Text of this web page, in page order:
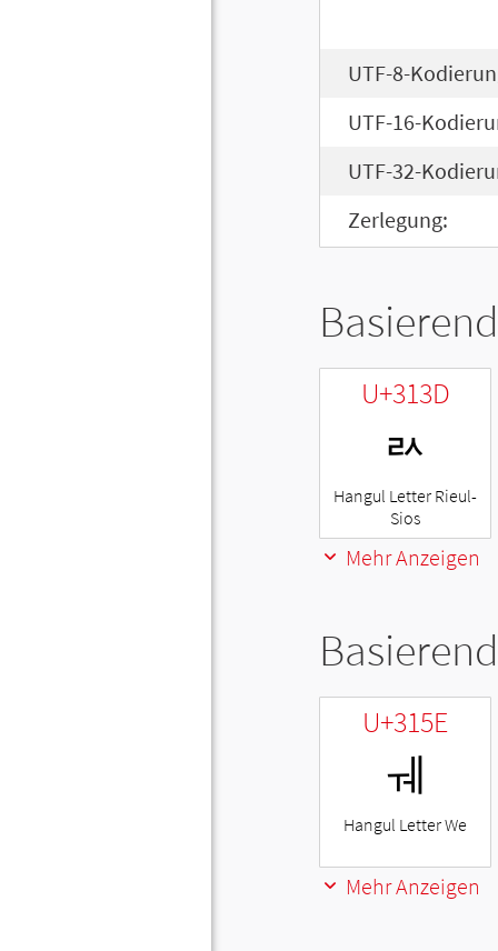
UTF-8-
UTF-16-
UTF-32-
Zerlegung:
U+313D
ㄽ
Hangul Letter Rieul-
Sios
Mehr Anzeigen
U+315E
ㅞ
Hangul Letter We
Mehr Anzeigen